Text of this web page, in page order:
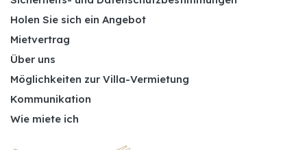
Holen Sie sich ein Angebot
Mietvertrag
Über uns
Möglichkeiten zur Villa-Vermietung
Kommunikation
Wie miete ich